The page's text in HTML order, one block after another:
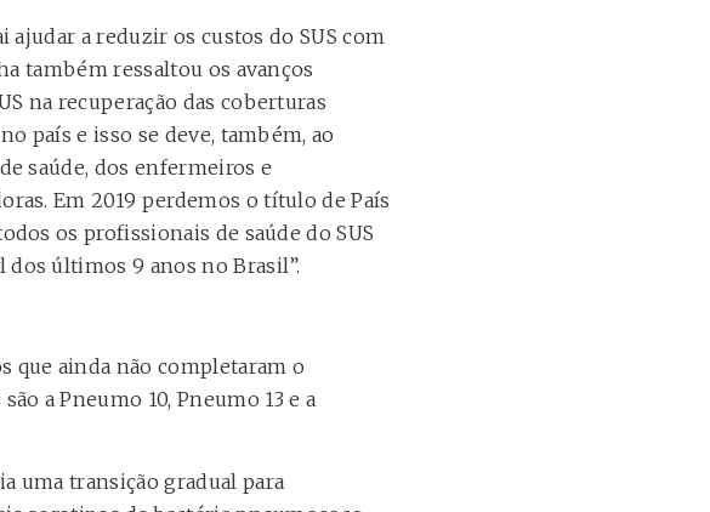
ajudar a reduzir os custos do SUS com
também ressaltou os avanços
na recuperação das coberturas
país e isso se deve, também, ao
saúde, dos enfermeiros e
Em 2019 perdemos o título de País
os profissionais de saúde do SUS
últimos 9 anos no Brasil”.
que ainda não completaram o
a Pneumo 10, Pneumo 13 e a
uma transição gradual para